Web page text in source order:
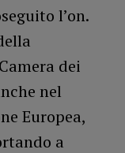
l’on.
dei
nel
Europea,
a